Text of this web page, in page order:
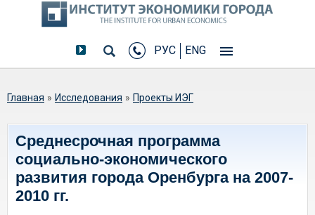
РУС ENG
Вы здесь
Главная » Исследования » Проекты ИЭГ
Среднесрочная программа
социально-экономического
развития города Оренбурга на 2007-
2010 гг.